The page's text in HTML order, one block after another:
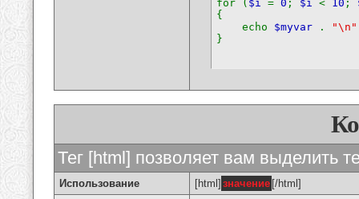
for ( $i = 0 ; $i < 10 ;
{
echo $myvar . "\n"
}
Тег [html] позволяет вам выделить
Использование [html] значение [/html]